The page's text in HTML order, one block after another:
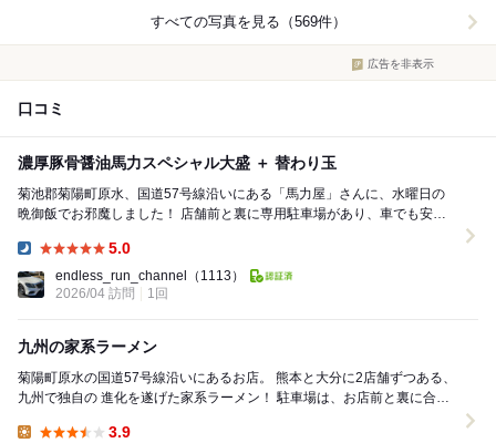
すべての写真を見る（569件）
広告を非表示
口コミ
濃厚豚骨醤油馬力スペシャル大盛 ＋ 替わり玉
菊池郡菊陽町原水、国道57号線沿いにある「馬力屋」さんに、水曜日の
晩御飯でお邪魔しました！ 店舗前と裏に専用駐車場があり、車でも安心
5.0
endless_run_channel
（1113）
2026/04 訪問
1回
九州の家系ラーメン
菊陽町原水の国道57号線沿いにあるお店。 熊本と大分に2店舗ずつある、
九州で独自の 進化を遂げた家系ラーメン！ 駐車場は、お店前と裏に合計
3.9